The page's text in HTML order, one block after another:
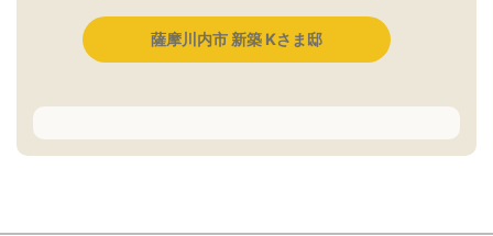
薩摩川内市 新築 Kさま邸